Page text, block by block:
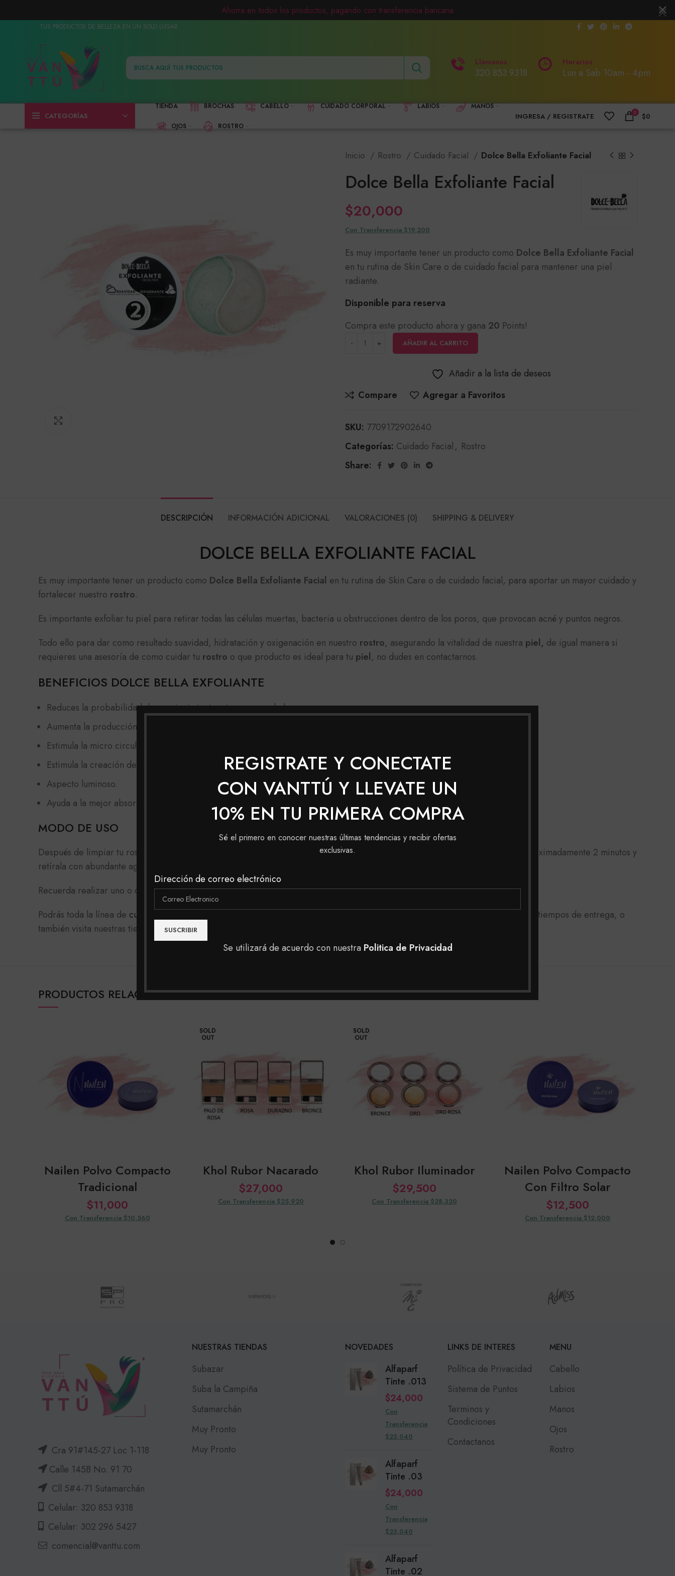
REGISTRATE Y CONECTATE
CON VANTTÚ Y LLEVATE UN
10% EN TU PRIMERA COMPRA
Sé el primero en conocer nuestras últimas tendencias y recibir ofertas
exclusivas.
Dirección de correo electrónico
Se utilizará de acuerdo con nuestra Politica de Privacidad
TUS PRODUCTOS DE BELLEZA EN UN SOLO LUGAR
Llamanos
320 853 9318
Horarios
Lun a Sab 10am - 4pm
CATEGORÍAS
TIENDA BROCHAS CABELLO CUIDADO CORPORAL LABIOS MANOS
OJOS ROSTRO
INGRESA / REGISTRATE 0 $0
Inicio Rostro Cuidado Facial Dolce Bella Exfoliante Facial
Dolce Bella Exfoliante Facial
$20,000
Con Transferencia $19,200
Es muy importante tener un producto como Dolce Bella Exfoliante Facial
en tu rutina de Skin Care o de cuidado facial para mantener una piel
radiante.
Disponible para reserva
Compra este producto ahora y gana 20 Points!
AÑADIR AL CARRITO
Añadir a la lista de deseos
Compare
Agregar a Favoritos
SKU: 7709172902640
Categorías: Cuidado Facial, Rostro
Share:
DESCRIPCIÓN INFORMACIÓN ADICIONAL VALORACIONES (0) SHIPPING & DELIVERY
DOLCE BELLA EXFOLIANTE FACIAL
Es muy importante tener un producto como Dolce Bella Exfoliante Facial en tu rutina de Skin Care o de cuidado facial, para aportar un mayor cuidado y
fortalecer nuestro rostro.
Es importante exfoliar tu piel para retirar todas las células muertas, bacteria u obstrucciones dentro de los poros, que provocan acné y puntos negros.
Todo ello para dar como resultado suavidad, hidratación y oxigenación en nuestro rostro, asegurando la vitalidad de nuestra piel, de igual manera si
requieres una asesoría de como cuidar tu rostro o que producto es ideal para tu piel, no dudes en contactarnos.
BENEFICIOS DOLCE BELLA EXFOLIANTE
Reduces la probabilidad de envejecimiento a temprana edad.
Aumenta la producción de colágeno.
Estimula la micro circulación.
Estimula la creación de nuevas células.
Aspecto luminoso.
Ayuda a la mejor absorción de otros productos.
MODO DE USO
Después de limpiar tu rostro, aplica sobre tu rostro una cantidad favorable, dando pequeños masajes de forma circular por aproximadamente 2 minutos y
retírala con abundante agua.
Recuerda realizar uno o dos veces por semana, para no provocar una irritación.
Podrás toda la línea de cuidado facial
en nuestra tienda, puedes realizar tu pedido a domicilio a toda Colombia con los mejores tiempos de entrega, o
también visita nuestras tiendas físicas en Bogotá y Boyacá Sutamarchan para tener una mejor asesoría.
PRODUCTOS RELACIONADOS
Nailen Polvo Compacto
Tradicional
$11,000
Con Transferencia $10,560
SOLD
OUT
Khol Rubor Nacarado
$27,000
Con Transferencia $25,920
SOLD
OUT
Khol Rubor Iluminador
$29,500
Con Transferencia $28,320
Nailen Polvo Compacto
Con Filtro Solar
$12,500
Con Transferencia $12,000
Cra 91#145-27 Loc 1-118
Calle 145B No. 91 70
Cll 5#4-71 Sutamarchán
Celular: 320 853 9318
Celular: 302 296 5427
comencial@vanttu.com
NUESTRAS TIENDAS
Subazar
Suba la Campiña
Sutamarchán
Muy Pronto
Muy Pronto
NOVEDADES
Alfaparf
Tinte .013
$24,000
Con
Transferencia
$23,040
Alfaparf
Tinte .03
$24,000
Con
Transferencia
$23,040
Alfaparf
Tinte .02
LINKS DE INTERES
Política de Privacidad
Sistema de Puntos
Terminos y
Condiciones
Contactanos
MENU
Cabello
Labios
Manos
Ojos
Rostro
Ahorra en todos los productos, pagando con transferencia bancaria